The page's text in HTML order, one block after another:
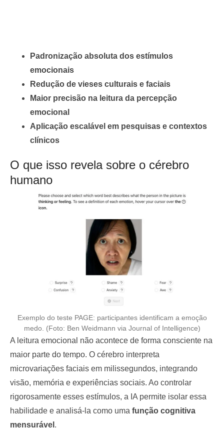
Padronização absoluta dos estímulos
emocionais
Redução de vieses culturais e faciais
Maior precisão na leitura da percepção
emocional
Aplicação escalável em pesquisas e contextos
clínicos
O que isso revela sobre o cérebro
humano
Exemplo do teste PAGE: participantes identificam a emoção
medo. (Foto: Ben Weidmann via Journal of Intelligence)
A leitura emocional não acontece de forma consciente na
maior parte do tempo. O cérebro interpreta
microvariações faciais em milissegundos, integrando
visão, memória e experiências sociais. Ao controlar
rigorosamente esses estímulos, a IA permite isolar essa
habilidade e analisá-la como uma função cognitiva
mensurável .